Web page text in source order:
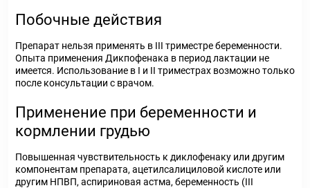
Побочные действия
Препарат нельзя применять в III триместре беременности.
Опыта применения Дикпофенака в период лактации не
имеется. Использование в I и II триместрах возможно только
после консультации с врачом.
Применение при беременности и
кормлении грудью
Повышенная чувствительность к диклофенаку или другим
компонентам препарата, ацетилсалициловой кислоте или
другим НПВП, аспириновая астма, беременность (III